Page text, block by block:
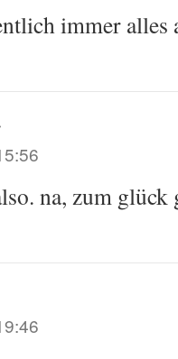
immer alles
na, zum